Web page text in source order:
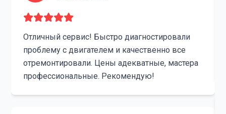
Отличный сервис! Быстро диагностировали
проблему с двигателем и качественно все
отремонтировали. Цены адекватные, мастера
профессиональные. Рекомендую!